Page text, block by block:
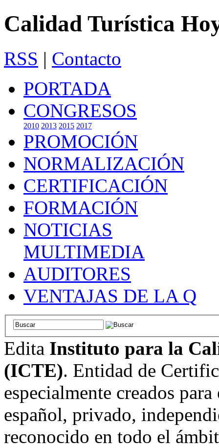
Calidad Turística
RSS | Contacto
PORTADA
CONGRESOS
2010 2013 2015 2017
PROMOCIÓN
NORMALIZACIÓN
CERTIFICACIÓN
FORMACIÓN
NOTICIAS
MULTIMEDIA
AUDITORES
VENTAJAS DE LA Q
Edita Instituto para la
(ICTE). Entidad de
especialmente creados
español, privado,
reconocido en todo el